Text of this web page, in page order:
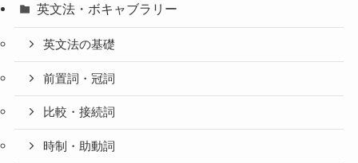
英文法・ボキャブラリー
英文法の基礎
前置詞・冠詞
比較・接続詞
時制・助動詞